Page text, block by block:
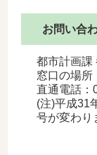
お問い合
都市計画課
窓口の場所
直通電話：
(注)平成31
号が変わり